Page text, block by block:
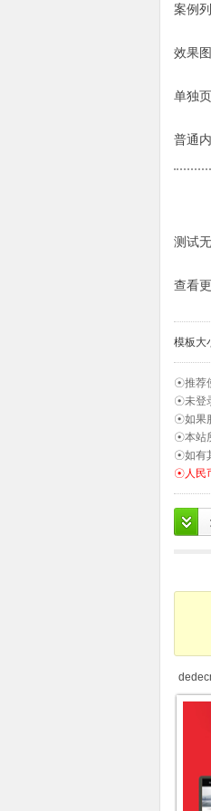
案例
效果
单独
普通
测试
查看
模板大
☉推荐
☉未登
☉如果
☉本站
☉如有
☉人民